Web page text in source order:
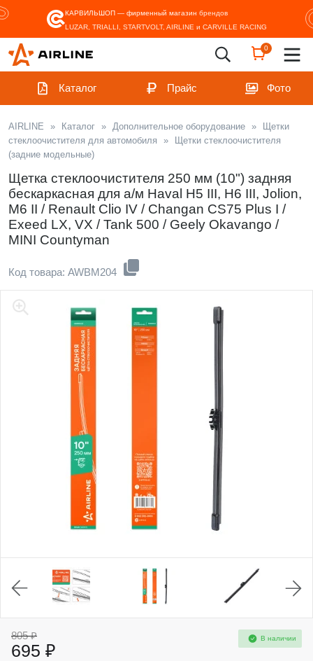
КАРВИЛЬШОП — фирменный магазин брендов
LUZAR, TRIALLI, STARTVOLT, AIRLINE и CARVILLE RACING
0
Каталог Прайс Фото
AIRLINE » Каталог » Дополнительное оборудование »
Щетки
стеклоочистителя для автомобиля
»
Щетки стеклоочистителя
(задние модельные)
Щетка стеклоочистителя 250 мм (10") задняя
бескаркасная для а/м Haval H5 III, H6 III, Jolion,
M6 II / Renault Clio IV / Changan CS75 Plus I /
Exeed LX, VX / Tank 500 / Geely Okavango /
MINI Countyman
Код товара: AWBM204
805 ₽
695 ₽
В наличии